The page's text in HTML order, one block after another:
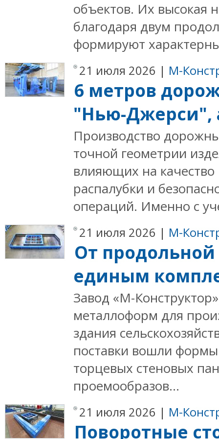
объектов. Их высокая
благодаря двум
формируют
21 июля 2026 | М-
6 метров
"Нью-Джерси",
Производство
точной геометрии
влияющих на качество
распалубки и
операций. Именно с
21 июля 2026 | М-
От продольной
единым
Завод «М-
металлоформ для
здания
поставки вошли
торцевых стеновых
проемообразов...
21 июля 2026 | М-
Поворотные